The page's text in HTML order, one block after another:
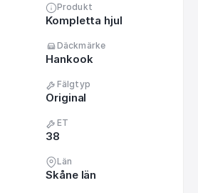
Produkt
Kompletta hjul
Däckmärke
Hankook
Fälgtyp
Original
ET
38
Län
Skåne län